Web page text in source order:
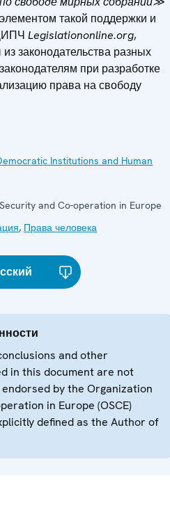
такой поддержки и
Legislationonline.org,
законодательства разных
при разработке
права на свободу
Institutions and Human
and Co-operation in Europe
, Права человека
and other
in this document are not
by the Organization
in Europe (OSCE)
defined as the Author of